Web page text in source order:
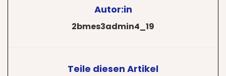
Autor:in
2bmes3admin4_19
Teile diesen Artikel